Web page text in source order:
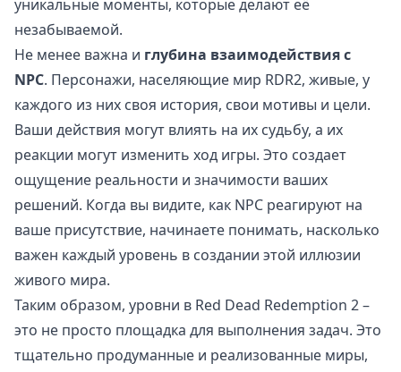
уникальные моменты, которые делают её
незабываемой.
Не менее важна и глубина взаимодействия с
NPC. Персонажи, населяющие мир RDR2, живые, у
каждого из них своя история, свои мотивы и цели.
Ваши действия могут влиять на их судьбу, а их
реакции могут изменить ход игры. Это создает
ощущение реальности и значимости ваших
решений. Когда вы видите, как NPC реагируют на
ваше присутствие, начинаете понимать, насколько
важен каждый уровень в создании этой иллюзии
живого мира.
Таким образом, уровни в Red Dead Redemption 2 –
это не просто площадка для выполнения задач. Это
тщательно продуманные и реализованные миры,